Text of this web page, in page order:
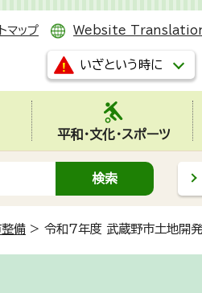
マップ Website
いざという時に
平和・文化・スポーツ
備 > 令和7年度 武蔵野市土地開